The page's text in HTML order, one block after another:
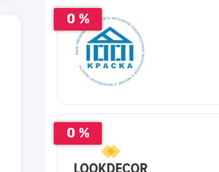
0 %
0 %